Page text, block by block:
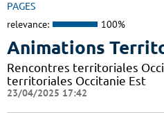
PAGES
relevance: 100%
Animations
Rencontres territoriales
territoriales Occitanie Est
23/04/2025 17:42